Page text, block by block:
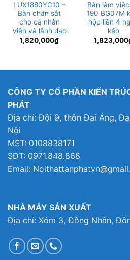
LUX1880YC10 –
Bàn chân sắt
cho cả nhân
viên và lãnh đạo
1,820,000₫
Bàn làm
190 BG07M
hộc liền 4
kéo
1,823,000
CÔNG TY CỔ PHẦN KIẾN
PHÁT
Địa chỉ: Đội 9, thôn Đại Áng,
Nội
MST: 0108838171
SĐT: 0971.848.868
Email:
NHÀ MÁY SẢN XUẤT
Địa chỉ: Xóm 3, Đồng Nhân,